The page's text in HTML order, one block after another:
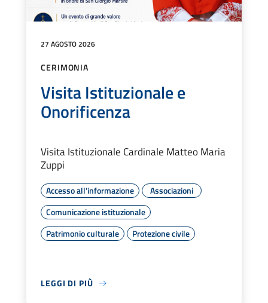
27 AGOSTO 2026
CERIMONIA
Visita Istituzionale e
Onorificenza
Visita Istituzionale Cardinale Matteo Maria
Zuppi
Accesso all'informazione
Associazioni
Comunicazione istituzionale
Patrimonio culturale
Protezione civile
LEGGI DI PIÙ